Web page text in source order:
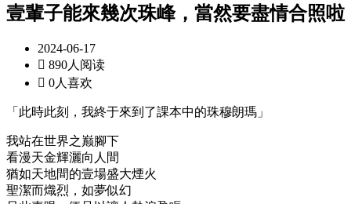
壹輩子能來幾次珠峰，當然要盡情合照啦
2024-06-17
 890人阅读
 0人喜欢
「此時此刻，我終于來到了課本中的珠穆朗瑪」
我站在世界之巅腳下
看漫天金輝灑向人間
猶如天地間的壹場盛大煙火
聖潔而熾烈，如夢似幻